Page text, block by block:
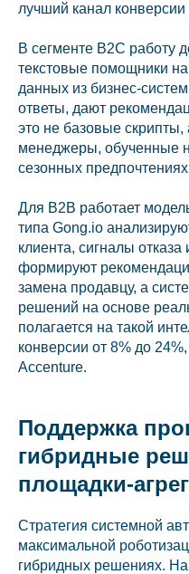
лучший канал конверсии
В сегменте B2C работу
текстовые помощники на
данных из бизнес-
ответы, дают
это не базовые
менеджеры, обученные
сезонных
Для B2B работает
типа Gong.io
клиента, сигналы
формируют
замена продавцу, а
решений на основе
полагается на такой
конверсии от 8% до
Accenture.
Поддержка
гибридные
площадки-
Стратегия системной
максимальной
гибридных решениях.